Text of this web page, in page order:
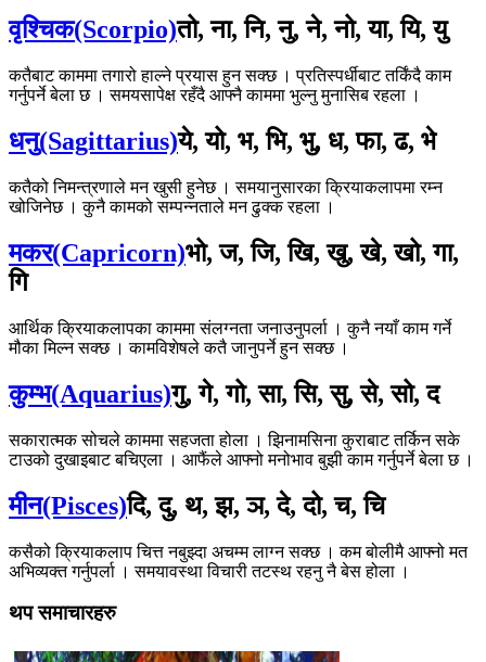
वृश्चिक(Scorpio)तो, ना, नि, नु, ने, नो, या, यि, यु
कतैबाट काममा तगारो हाल्ने प्रयास हुन सक्छ । प्रतिस्पर्धीबाट तर्किंदै काम
गर्नुपर्ने बेला छ । समयसापेक्ष रहँदै आफ्नै काममा भुल्नु मुनासिब रहला ।
धनु(Sagittarius)ये, यो, भ, भि, भु, ध, फा, ढ, भे
कतैको निमन्त्रणाले मन खुसी हुनेछ । समयानुसारका क्रियाकलापमा रम्न
खोजिनेछ । कुनै कामको सम्पन्नताले मन ढुक्क रहला ।
मकर(Capricorn)भो, ज, जि, खि, खु, खे, खो, गा,
गि
आर्थिक क्रियाकलापका काममा संलग्नता जनाउनुपर्ला । कुनै नयाँ काम गर्ने
मौका मिल्न सक्छ । कामविशेषले कतै जानुपर्ने हुन सक्छ ।
कुम्भ(Aquarius)गु, गे, गो, सा, सि, सु, से, सो, द
सकारात्मक सोचले काममा सहजता होला । झिनामसिना कुराबाट तर्किन सके
टाउको दुखाइबाट बचिएला । आफैंले आफ्नो मनोभाव बुझी काम गर्नुपर्ने बेला छ ।
मीन(Pisces)दि, दु, थ, झ, ञ, दे, दो, च, चि
कसैको क्रियाकलाप चित्त नबुझ्दा अचम्म लाग्न सक्छ । कम बोलीमै आफ्नो मत
अभिव्यक्त गर्नुपर्ला । समयावस्था विचारी तटस्थ रहनु नै बेस होला ।
थप समाचारहरु